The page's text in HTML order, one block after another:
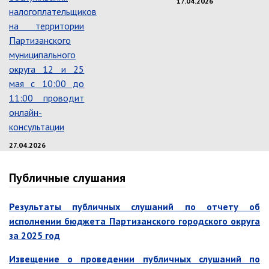
Контрольно-ревизионный отдел
Отдел муниципальной службы и
кадров
Отдел по закупкам
Положение об отделе
Об утверждении положения
об отделе правового
обеспечения администрации
круая
налогоплательщиков
на территории
Партизанского
муниципального
округа 12 и 25
мая с 10:00 до
11:00 проводит
онлайн-
консультации
27.04.2026
Публичные слушания
Результаты публичных слушаний по отчету об
исполнении бюджета Партизанского городского округа
за 2025 год
Извещение о проведении публичных слушаний по